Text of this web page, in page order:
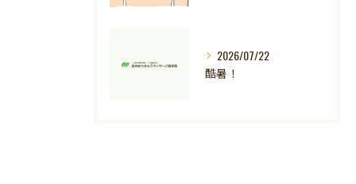
2026/07/22
酷暑！